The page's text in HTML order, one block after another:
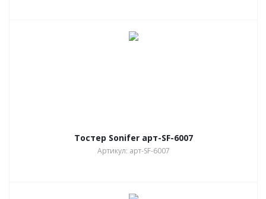
Тостер Sonifer арт-SF-6007
Артикул: арт-SF-6007